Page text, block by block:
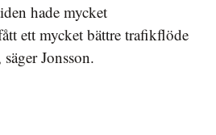
hade mycket
ett mycket bättre trafikflöde
Jonsson.